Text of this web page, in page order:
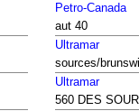
Petro-Canada
aut 40
Ultramar
sources/
Ultramar
560 DES